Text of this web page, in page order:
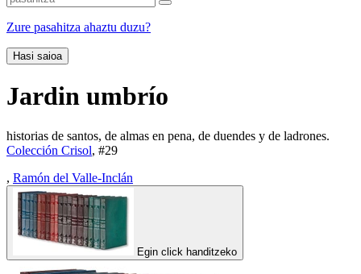
Zure pasahitza ahaztu duzu?
Hasi saioa
Jardin umbrío
historias de santos, de almas en pena, de duendes y de ladrones.
Colección Crisol, #29
, Ramón del Valle-Inclán
Egin click handitzeko